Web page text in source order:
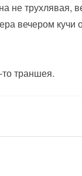
трухлявая,
вечером
то траншея.